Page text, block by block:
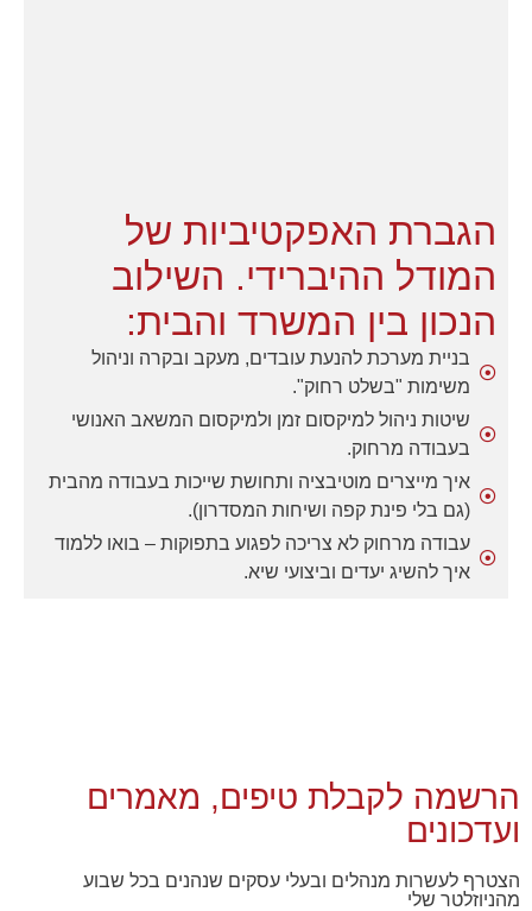
הגברת האפקטיביות של
המודל ההיברידי. השילוב
הנכון בין המשרד והבית:
בניית מערכת להנעת עובדים, מעקב ובקרה וניהול
משימות "בשלט רחוק".
שיטות ניהול למיקסום זמן ולמיקסום המשאב האנושי
בעבודה מרחוק.
איך מייצרים מוטיבציה ותחושת שייכות בעבודה מהבית
(גם בלי פינת קפה ושיחות המסדרון).
עבודה מרחוק לא צריכה לפגוע בתפוקות – בואו ללמוד
איך להשיג יעדים וביצועי שיא.
הרשמה לקבלת טיפים, מאמרים
ועדכונים
הצטרף לעשרות מנהלים ובעלי עסקים שנהנים בכל שבוע
מהניוזלטר שלי